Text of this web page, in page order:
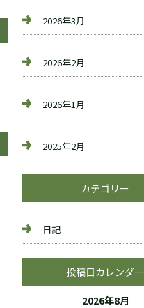
2026年3月
2026年2月
2026年1月
2025年2月
カテゴリー
日記
投稿日カレンダー
2026年8月